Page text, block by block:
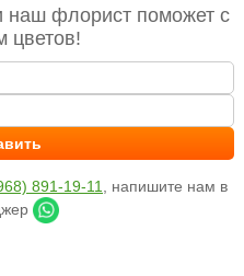
наш флорист поможет с
цветов!
891-19-11
, напишите нам в